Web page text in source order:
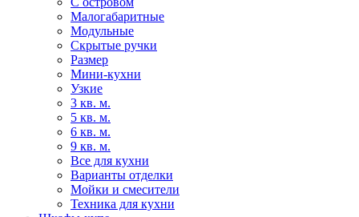
Малогабаритные
Модульные
Скрытые ручки
Размер
Мини-кухни
Узкие
3 кв. м.
5 кв. м.
6 кв. м.
9 кв. м.
Все для кухни
Варианты отделки
Мойки и смесители
Техника для кухни